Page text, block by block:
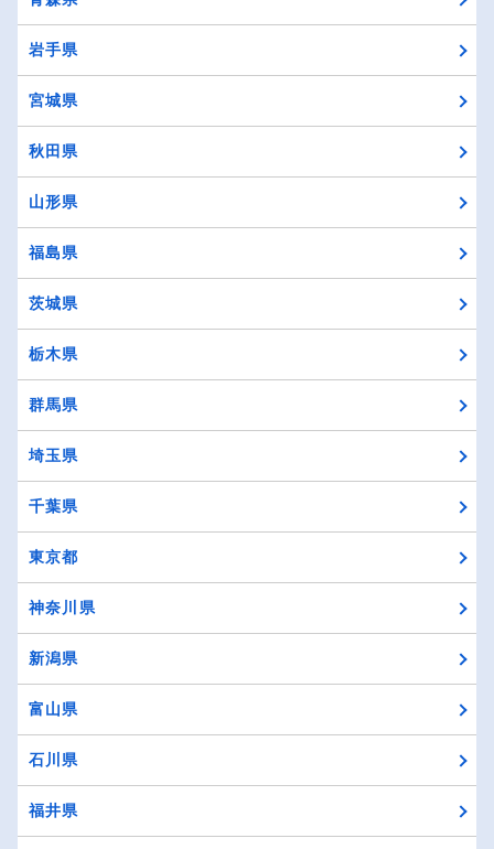
岩手県
宮城県
秋田県
山形県
福島県
茨城県
栃木県
群馬県
埼玉県
千葉県
東京都
神奈川県
新潟県
富山県
石川県
福井県